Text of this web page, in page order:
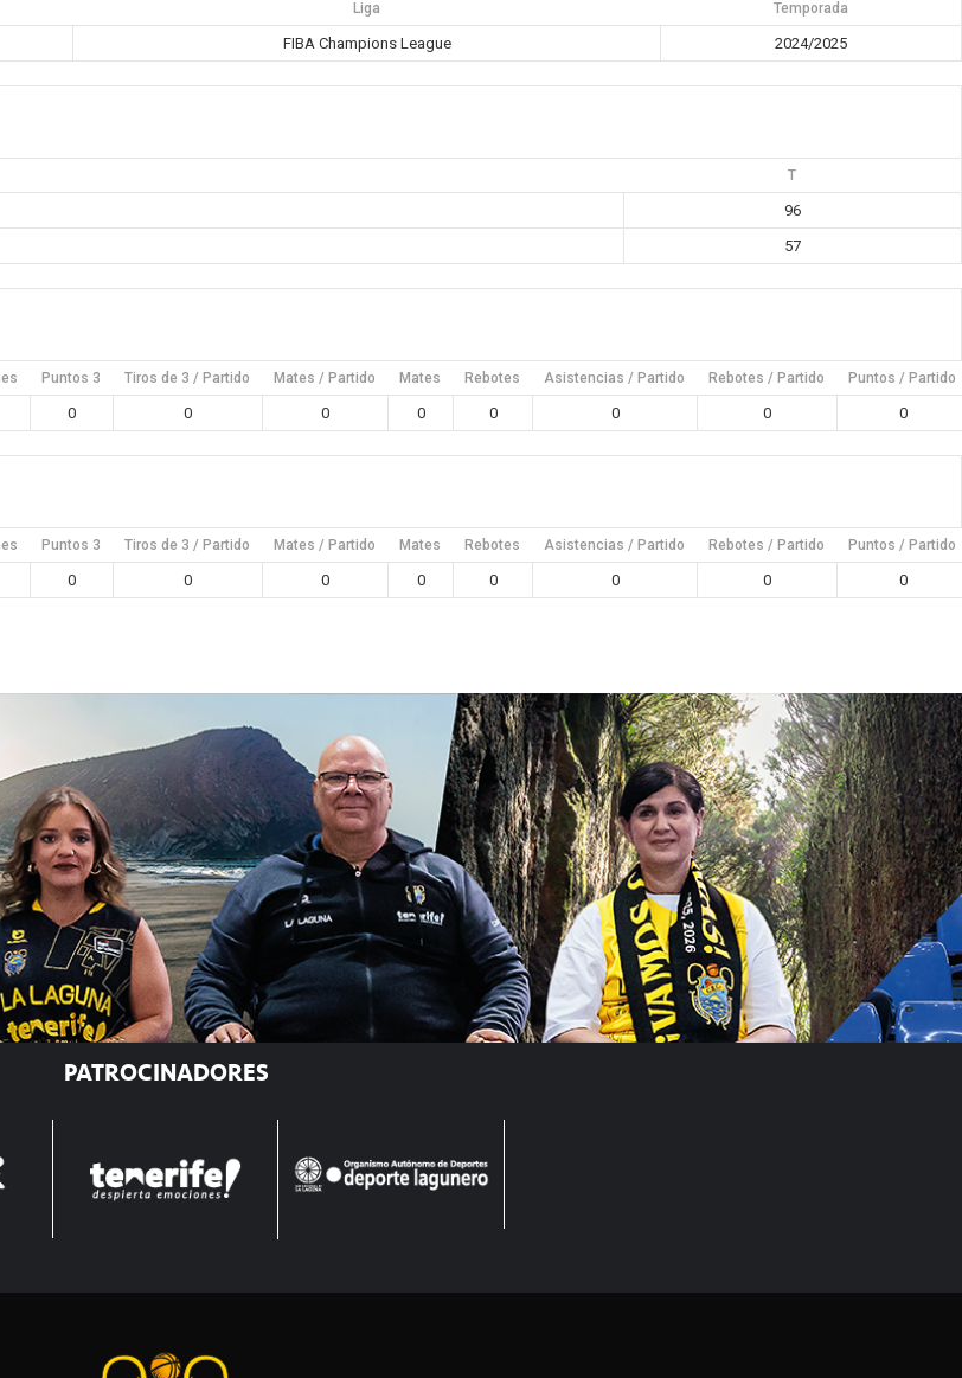
Liga Temporada
FIBA Champions League 2024/2025
T
96
57
Puntos 3 Tiros de 3 / Partido Mates / Partido Mates Rebotes Asistencias / Partido Rebotes / Partido Puntos / Partido
0 0 0 0 0 0 0 0
Puntos 3 Tiros de 3 / Partido Mates / Partido Mates Rebotes Asistencias / Partido Rebotes / Partido Puntos / Partido
0 0 0 0 0 0 0 0
PATROCINADORES